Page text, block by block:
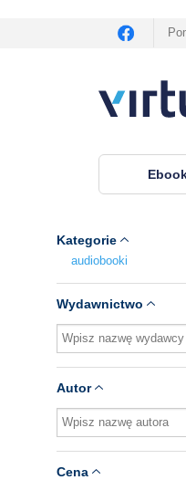
Kategorie
audiobooki
Wydawnictwo
Autor
Cena